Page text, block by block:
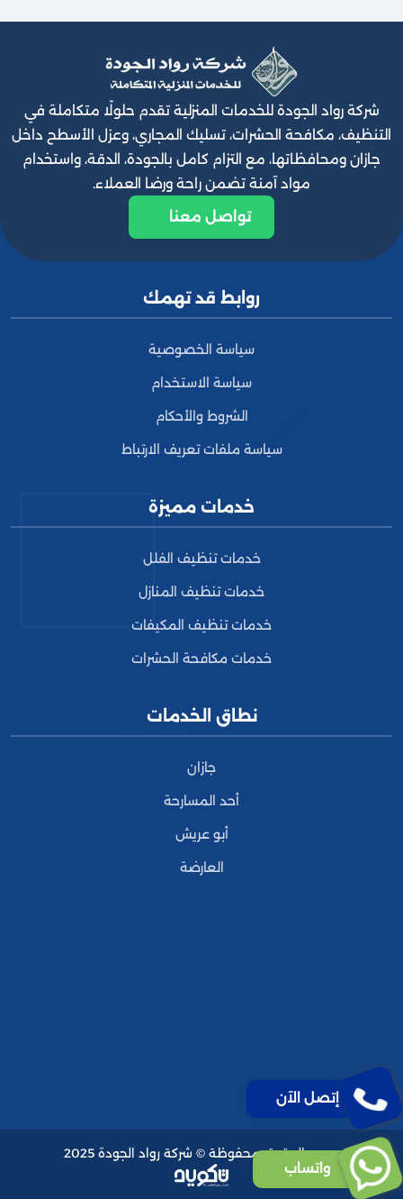
شركة رواد الجودة للخدمات المنزلية تقدم حلولًا متكاملة في
التنظيف، مكافحة الحشرات، تسليك المجاري، وعزل الأسطح داخل
جازان ومحافظاتها، مع التزام كامل بالجودة، الدقة، واستخدام
مواد آمنة تضمن راحة ورضا العملاء.
تواصل معنا
روابط قد تهمك
سياسة الخصوصية
سياسة الاستخدام
الشروط والأحكام
سياسة ملفات تعريف الارتباط
خدمات مميزة
خدمات تنظيف الفلل
خدمات تنظيف المنازل
خدمات تنظيف المكيفات
خدمات مكافحة الحشرات
نطاق الخدمات
جازان
أحد المسارحة
أبو عريش
العارضة
جميع الحقوق محفوظة © شركة رواد الجودة 2025
إتصل الآن
واتساب